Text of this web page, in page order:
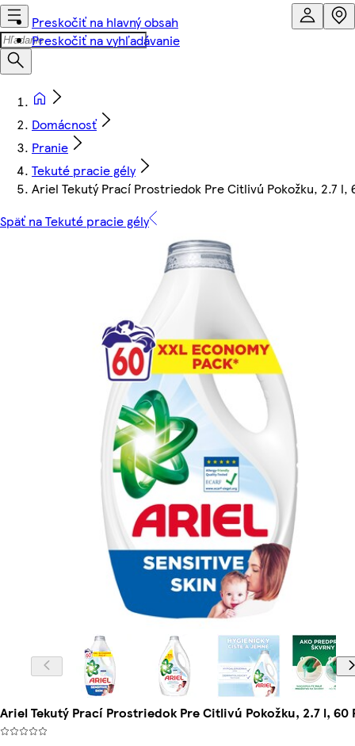
Preskočiť na hlavný obsah
Preskočiť na vyhľadávanie
Domácnosť
Pranie
Tekuté pracie gély
Ariel Tekutý Prací Prostriedok Pre Citlivú Pokožku, 2.7 l,
Späť na Tekuté pracie gély
Ariel Tekutý Prací Prostriedok Pre Citlivú Pokožku, 2.7 l, 60